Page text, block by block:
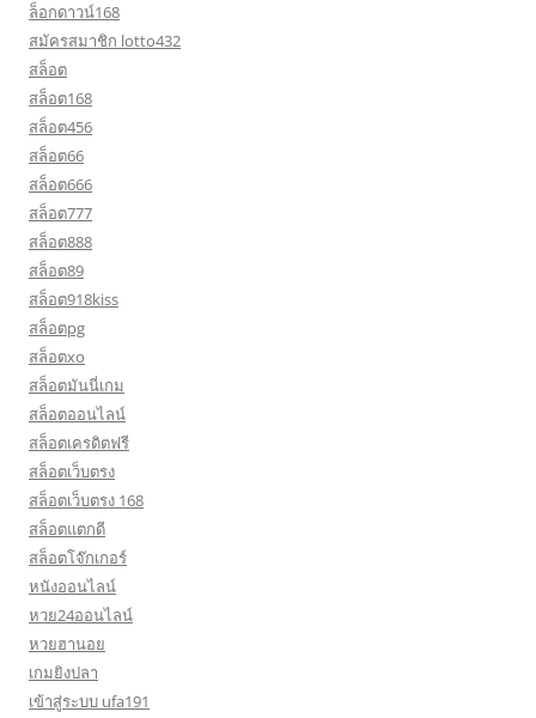
ล็อกดาวน์168
สมัครสมาชิก lotto432
สล็อต
สล็อต168
สล็อต456
สล็อต66
สล็อต666
สล็อต777
สล็อต888
สล็อต89
สล็อต918kiss
สล็อตpg
สล็อตxo
สล็อตมันนี่เกม
สล็อตออนไลน์
สล็อตเครดิตฟรี
สล็อตเว็บตรง
สล็อตเว็บตรง 168
สล็อตแตกดี
สล็อตโจ๊กเกอร์
หนังออนไลน์
หวย24ออนไลน์
หวยฮานอย
เกมยิงปลา
เข้าสู่ระบบ ufa191